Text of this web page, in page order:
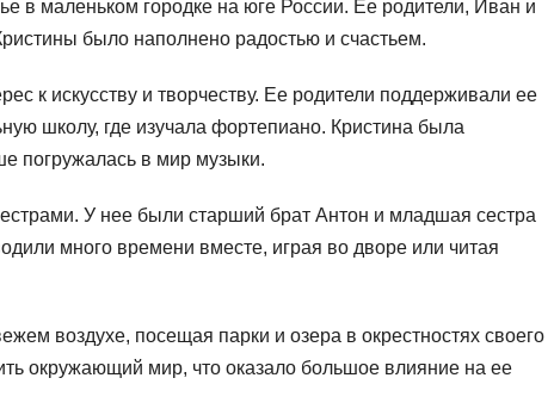
в маленьком городке на юге России. Ее родители, Иван и
было наполнено радостью и счастьем.
к искусству и творчеству. Ее родители поддерживали ее
школу, где изучала фортепиано. Кристина была
погружалась в мир музыки.
У нее были старший брат Антон и младшая сестра
много времени вместе, играя во дворе или читая
воздухе, посещая парки и озера в окрестностях своего
окружающий мир, что оказало большое влияние на ее